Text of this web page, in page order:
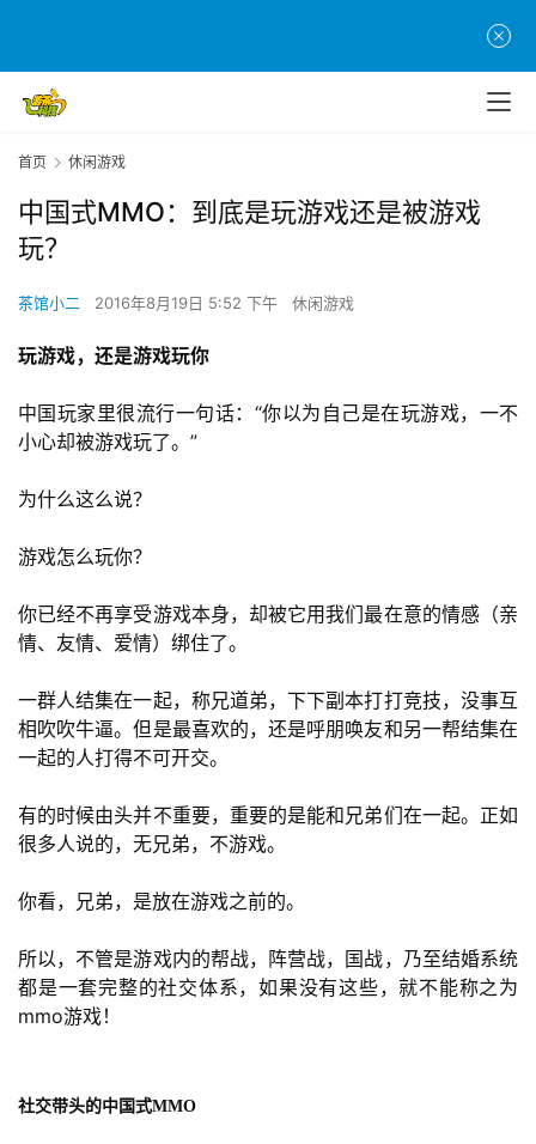
首页 休闲游戏
中国式MMO：到底是玩游戏还是被游戏
玩？
茶馆小二 2016年8月19日 5:52 下午 休闲游戏
玩游戏，还是游戏玩你
中国玩家里很流行一句话：“你以为自己是在玩游戏，一不
小心却被游戏玩了。”
为什么这么说？
游戏怎么玩你？
你已经不再享受游戏本身，却被它用我们最在意的情感（亲
情、友情、爱情）绑住了。
一群人结集在一起，称兄道弟，下下副本打打竞技，没事互
相吹吹牛逼。但是最喜欢的，还是呼朋唤友和另一帮结集在
一起的人打得不可开交。
有的时候由头并不重要，重要的是能和兄弟们在一起。正如
很多人说的，无兄弟，不游戏。
你看，兄弟，是放在游戏之前的。
所以，不管是游戏内的帮战，阵营战，国战，乃至结婚系统
都是一套完整的社交体系，如果没有这些，就不能称之为
mmo游戏！
社交带头的中国式MMO